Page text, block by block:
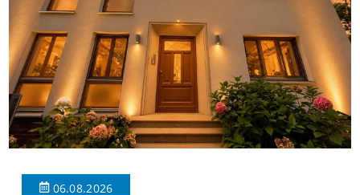
06.08.2026